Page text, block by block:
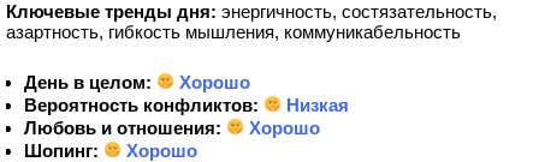
Ключевые тренды дня: энергичность, состязательность,
азартность, гибкость мышления, коммуникабельность
День в целом:
Хорошо
Вероятность конфликтов:
Низкая
Любовь и отношения:
Хорошо
Шопинг:
Хорошо